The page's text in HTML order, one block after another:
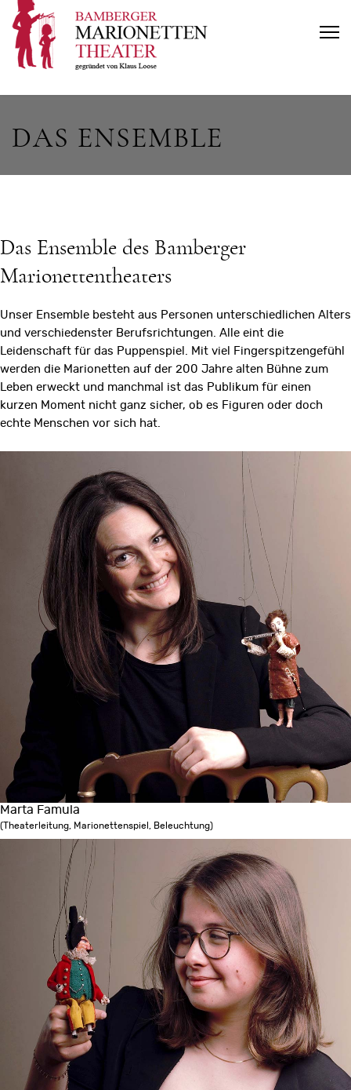
DAS ENSEMBLE
Das Ensemble des Bamberger
Marionettentheaters
Unser Ensemble besteht aus Personen unterschiedlichen Alters
und verschiedenster Berufsrichtungen. Alle eint die
Leidenschaft für das Puppenspiel. Mit viel Fingerspitzengefühl
werden die Marionetten auf der 200 Jahre alten Bühne zum
Leben erweckt und manchmal ist das Publikum für einen
kurzen Moment nicht ganz sicher, ob es Figuren oder doch
echte Menschen vor sich hat.
Marta Famula
(Theaterleitung, Marionettenspiel, Beleuchtung)